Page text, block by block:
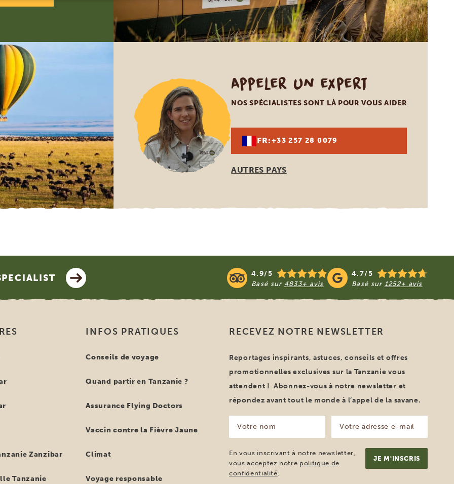
Appeler un expert
NOS SPÉCIALISTES SONT LÀ POUR VOUS AIDER
FR:+33 257 28 0079
AUTRES PAYS
4.9/5
Basé sur 4833+ avis
4.7/5
Basé sur 1252+ avis
Zanzibar
Tanzanie
INFOS PRATIQUES
Conseils de voyage
Quand partir en Tanzanie ?
Assurance Flying Doctors
Vaccin contre la Fièvre Jaune
Climat
Voyage responsable
RECEVEZ NOTRE NEWSLETTER
Reportages inspirants, astuces, conseils et offres
promotionnelles exclusives sur la Tanzanie vous
attendent ! Abonnez-vous à notre newsletter et
répondez avant tout le monde à l’appel de la savane.
nom
(Nécessaire)
adresse
e-
mail
(Nécessaire)
En vous inscrivant à notre newsletter,
vous acceptez notre politique de
confidentialité.